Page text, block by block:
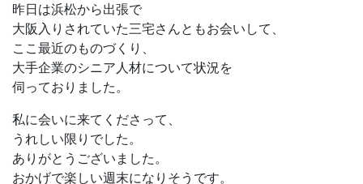
昨日は浜松から出張で
大阪入りされていた三宅さんともお会いして、
ここ最近のものづくり、
大手企業のシニア人材について状況を
伺っておりました。
私に会いに来てくださって、
うれしい限りでした。
ありがとうございました。
おかげで楽しい週末になりそうです。